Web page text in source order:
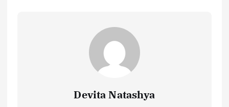
Devita Natashya